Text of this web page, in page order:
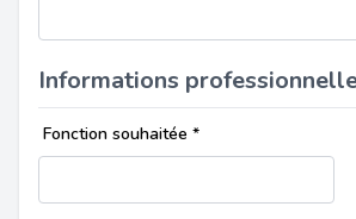
Informations
Fonction souhaitée *